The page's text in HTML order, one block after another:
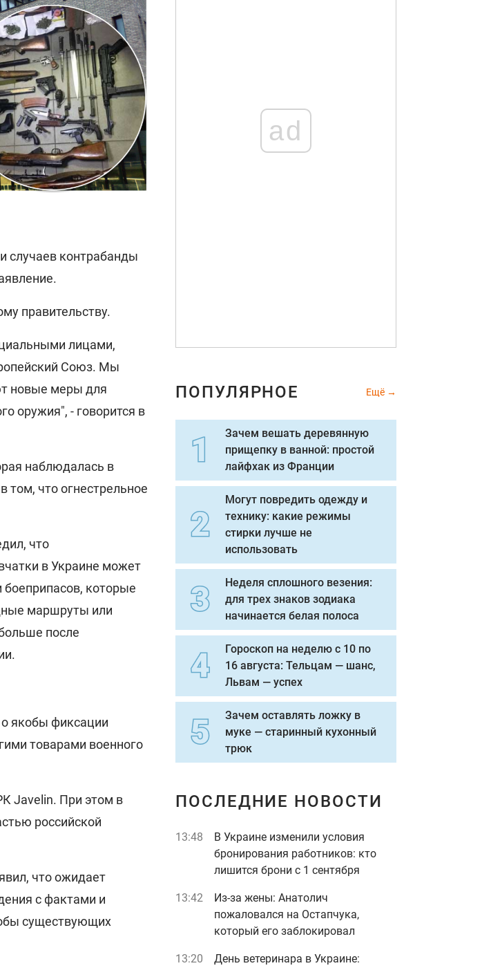
случаев контрабанды
правительству.
лицами,
Союз. Мы
новые меры для
оружия", - говорится в
наблюдалась в
том, что огнестрельное
что
в Украине может
боеприпасов, которые
маршруты или
после
о якобы фиксации
товарами военного
Javelin. При этом в
российской
что ожидает
с фактами и
существующих
ad
ПОПУЛЯРНОЕ Ещё
Зачем вешать деревянную
прищепку в ванной: простой
лайфхак из Франции
Могут повредить одежду и
технику: какие режимы
стирки лучше не
использовать
Неделя сплошного везения:
для трех знаков зодиака
начинается белая полоса
Гороскоп на неделю с 10 по
16 августа: Тельцам — шанс,
Львам — успех
Зачем оставлять ложку в
муке — старинный кухонный
трюк
ПОСЛЕДНИЕ НОВОСТИ
13:48
В Украине изменили условия
бронирования работников: кто
лишится брони с 1 сентября
13:42
Из-за жены: Анатолич
пожаловался на Остапчука,
который его заблокировал
13:20
День ветеринара в Украине: